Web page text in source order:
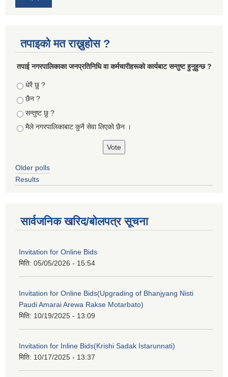
तपाइको मत राख्नुहोस ?
तपा‌ई नगरपालिकाका जनप्रतिनिधि वा कर्मचारीहरूकाे कार्यबाट सन्तुष्ट हुनुहुन्छ ?
Choices
धेरै छु ?
छैन ?
सन्तुष्ट छु ?
मैले नगरपालिकाबाट कुनै सेवा लिएकाे छैन ।
Older polls
Results
सार्वजनिक खरिद/बोलपत्र सूचना
Invitation for Online Bids
मिति: 05/05/2026 - 15:54
Invitation for Online Bids(Upgrading of Bhanjyang Nisti
Paudi Amarai Arewa Rakse Motarbato)
मिति: 10/19/2025 - 13:09
Invitation for Inline Bids(Krishi Sadak Istarunnati)
मिति: 10/17/2025 - 13:37